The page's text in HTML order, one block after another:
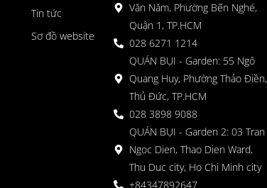
Tin tức
Sơ đồ website
Văn Năm, Phường Bến Nghé,
Quận 1, TP.HCM
028 6271 1214
QUÁN BỤI - Garden: 55 Ngô
Quang Huy, Phường Thảo Điền,
Thủ Đức, TP.HCM
028 3898 9088
QUÁN BỤI - Garden 2: 03 Tran
Ngoc Dien, Thao Dien Ward,
Thu Duc city, Ho Chi Minh city
+84347892647